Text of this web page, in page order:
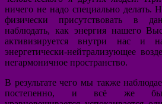
ничего не надо специально делать.
физически присутствовать в
наблюдать, как энергия нашего
активизируется внутри нас и
энергетически-нейтрализующее
негармоничное пространство.
В результате чего мы также
постепенно, и всё же